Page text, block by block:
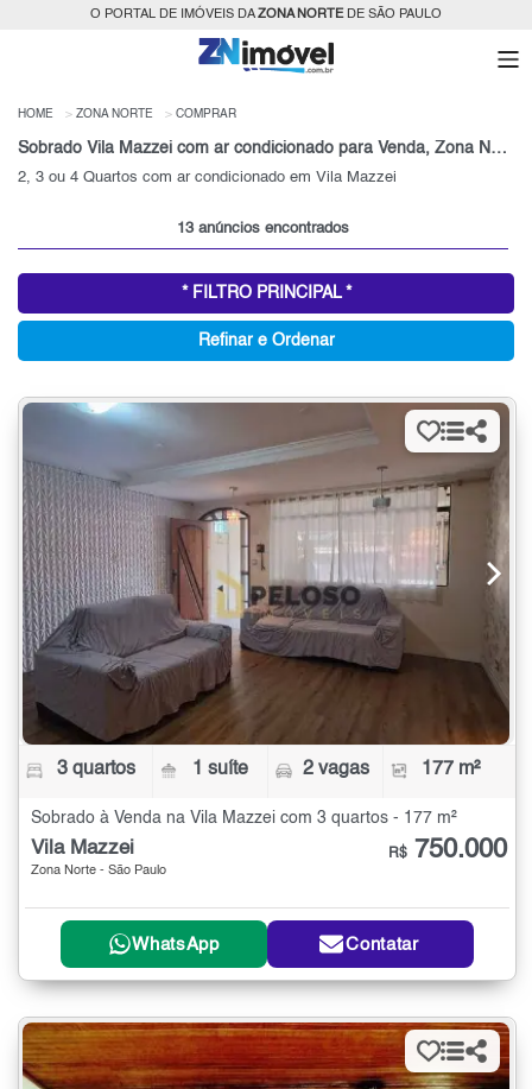
O PORTAL DE IMÓVEIS DAZONA NORTEDE SÃO PAULO
HOME ZONA NORTE COMPRAR
Sobrado Vila Mazzei com ar condicionado para Venda, Zona Norte, SP
2, 3 ou 4 Quartos com ar condicionado em Vila Mazzei
13 anúncios encontrados
* FILTRO PRINCIPAL *
Refinar e Ordenar
3 quartos 1 suíte 2 vagas 177 m²
Sobrado à Venda na Vila Mazzei com 3 quartos - 177 m²
Vila Mazzei
Zona Norte - São Paulo
R$ 750.000
WhatsApp Contatar